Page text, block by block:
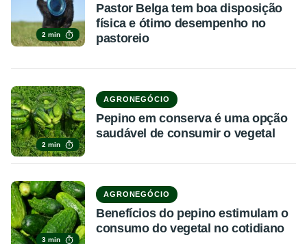
2 min
Pastor Belga tem boa disposição
física e ótimo desempenho no
pastoreio
2 min
AGRONEGÓCIO
Pepino em conserva é uma opção
saudável de consumir o vegetal
3 min
AGRONEGÓCIO
Benefícios do pepino estimulam o
consumo do vegetal no cotidiano